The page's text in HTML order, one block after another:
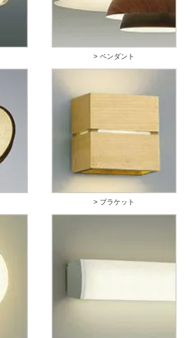
> ペンダント
> ブラケット